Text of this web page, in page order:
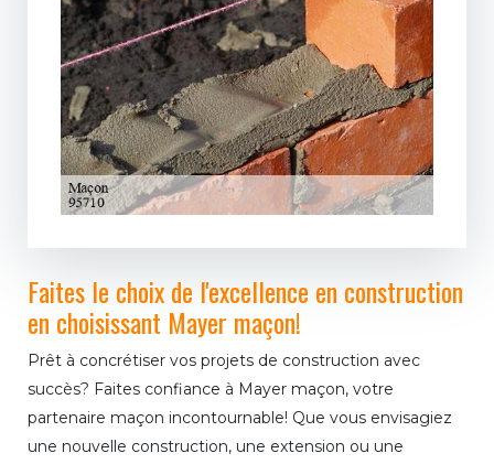
Faites le choix de l'excellence en construction
en choisissant Mayer maçon!
Prêt à concrétiser vos projets de construction avec
succès? Faites confiance à Mayer maçon, votre
partenaire maçon incontournable! Que vous envisagiez
une nouvelle construction, une extension ou une